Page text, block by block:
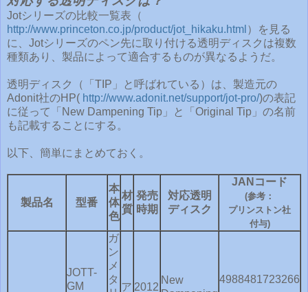
Jotシリーズの比較一覧表（
http://www.princeton.co.jp/product/jot_hikaku.html ）を見る
に、Jotシリーズのペン先に取り付ける透明ディスクは複数
種類あり、製品によって適合するものが異なるようだ。
透明ディスク（「TIP」と呼ばれている）は、製造元の
Adonit社のHP( http://www.adonit.net/support/jot-pro/)の表記
に従って「New Dampening Tip」と「Original Tip」の名前
も記載することにする。
以下、簡単にまとめておく。
製品名 型番
本
体
色
材
質
発売
時期
対応透明
ディスク
JANコード
(参考：
プリンストン社
付与)
JOTT-
GM
ガ
ン
メ
タ
ア 2012
New
4988481723266